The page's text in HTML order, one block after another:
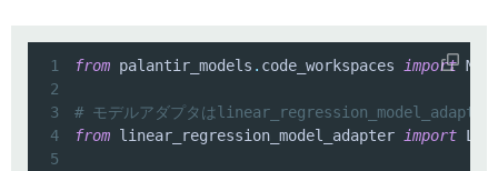
1 from palantir_models . code_workspaces
import
2
3
# モデルアダプタは
4
from linear_regression_model_adapter
import
5